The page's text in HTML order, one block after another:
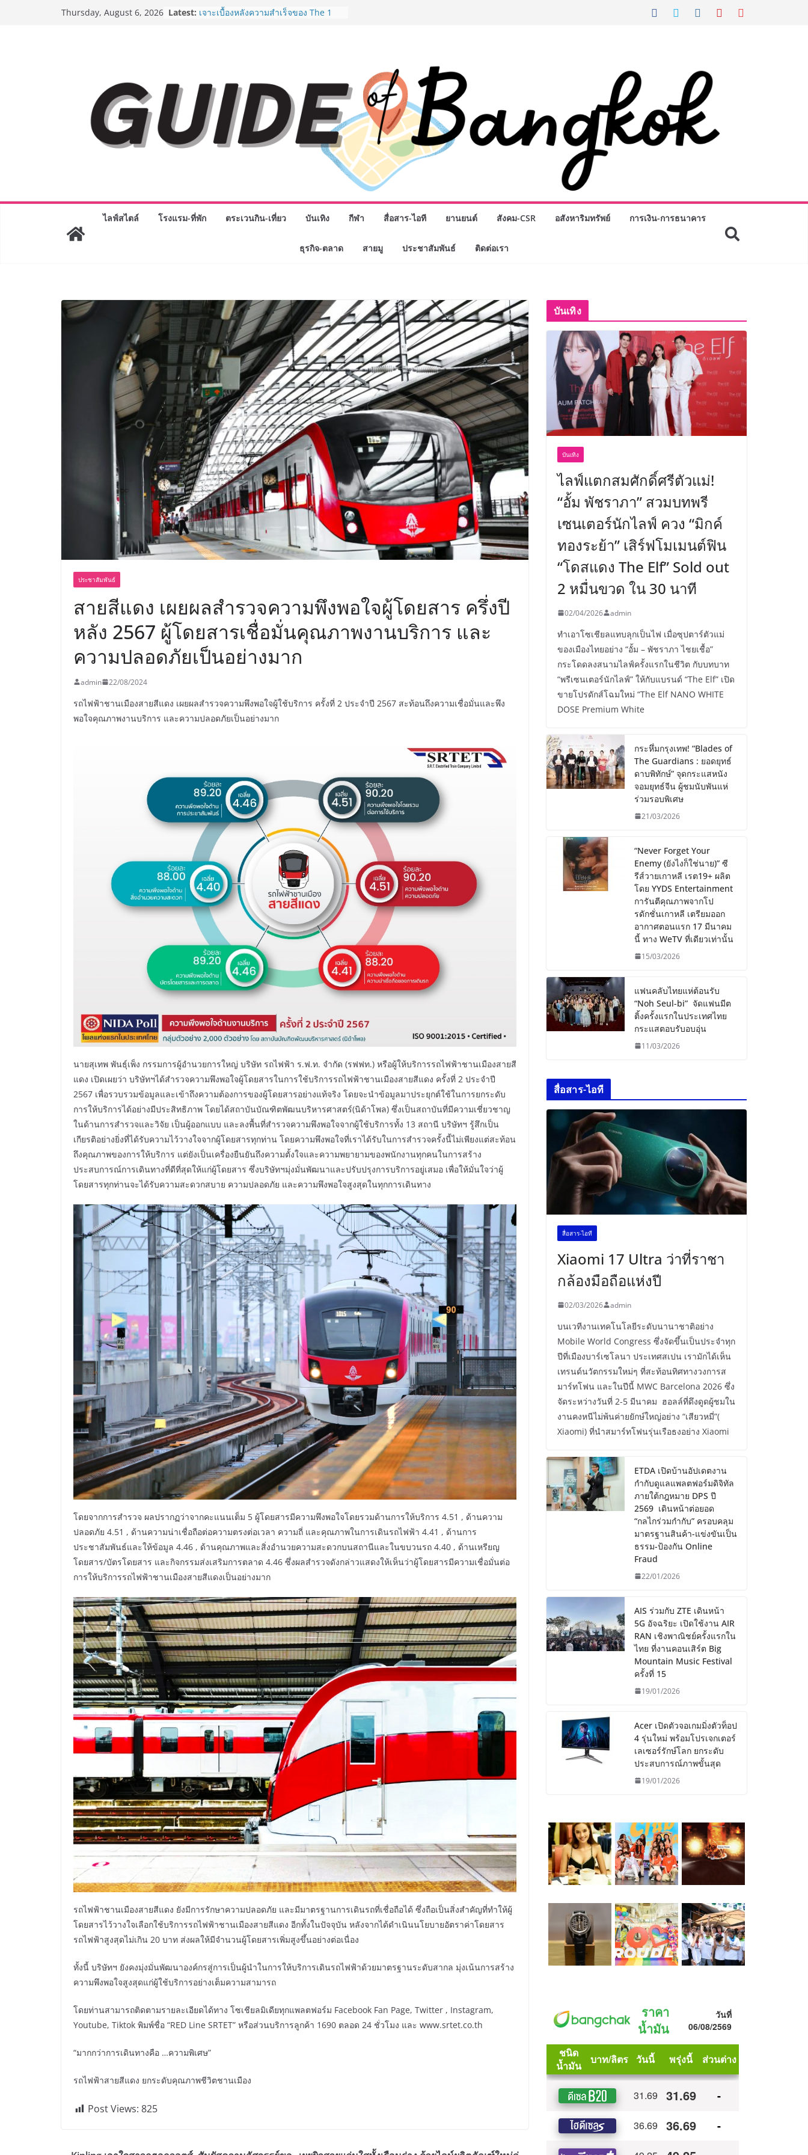
Thursday, August 6, 2026 Latest: ครั้งแรกของไทย ส่งอุปกรณ์วิทยาศาสตร์
Experience-driven Loyalty พลิก
“ประสบการณ์” สู่แรงขับเคลื่อนการใช้
จ่าย ผสาน Ecosystem ที่แข็งแกร่งของ
กลุ่มเซ็นทรัล สร้างยอดขายสูงสุดในรอบ
3 ปี
AirAsia X SEE FAH พันธมิตรทางธุรกิจ
ยาวนานกว่า 20 ปี ต่อยอดเสิร์ฟความ
อร่อย ยกเมนูระดับตำนาน “ข้าวหน้าไก่
“BIO TRADE CONNECT 2026” ยก
ระดับผลิตภัณฑ์ท้องถิ่นสู่ตลาดเชิง
สด ดอกไม้ประดิษฐ์ พวงมาลัย และสังฆ
ไลฟ์สไตล์ โรงแรม-ที่พัก ตระเวนกิน-เที่ยว บันเทิง กีฬา สื่อสาร-ไอที ยานยนต์ สังคม-CSR อสังหาริมทรัพย์ การเงิน-การธนาคาร
ธุรกิจ-ตลาด สายมู ประชาสัมพันธ์ ติดต่อเรา
ประชาสัมพันธ์
สายสีแดง เผยผลสำรวจความพึงพอใจผู้โดยสาร ครึ่งปี
หลัง 2567 ผู้โดยสารเชื่อมั่นคุณภาพงานบริการ และ
ความปลอดภัยเป็นอย่างมาก
admin 22/08/2024
รถไฟฟ้าชานเมืองสายสีแดง เผยผลสำรวจความพึงพอใจผู้ใช้บริการ ครั้งที่ 2 ประจำปี 2567 สะท้อนถึงความเชื่อมั่นและพึง
พอใจคุณภาพงานบริการ และความปลอดภัยเป็นอย่างมาก
นายสุเทพ พันธุ์เพ็ง กรรมการผู้อำนวยการใหญ่ บริษัท รถไฟฟ้า ร.ฟ.ท. จำกัด (รฟฟท.) หรือผู้ให้บริการรถไฟฟ้าชานเมืองสายสี
แดง เปิดเผยว่า บริษัทฯได้สำรวจความพึงพอใจผู้โดยสารในการใช้บริการรถไฟฟ้าชานเมืองสายสีแดง ครั้งที่ 2 ประจำปี
2567 เพื่อรวบรวมข้อมูลและเข้าถึงความต้องการของผู้โดยสารอย่างแท้จริง โดยจะนำข้อมูลมาประยุกต์ใช้ในการยกระดับ
การให้บริการได้อย่างมีประสิทธิภาพ โดยได้สถาบันบัณฑิตพัฒนบริหารศาสตร์(นิด้าโพล) ซึ่งเป็นสถาบันที่มีความเชี่ยวชาญ
ในด้านการสำรวจและวิจัย เป็นผู้ออกแบบ และลงพื้นที่สำรวจความพึงพอใจจากผู้ใช้บริการทั้ง 13 สถานี บริษัทฯ รู้สึกเป็น
เกียรติอย่างยิ่งที่ได้รับความไว้วางใจจากผู้โดยสารทุกท่าน โดยความพึงพอใจที่เราได้รับในการสำรวจครั้งนี้ไม่เพียงแต่สะท้อน
ถึงคุณภาพของการให้บริการ แต่ยังเป็นเครื่องยืนยันถึงความตั้งใจและความพยายามของพนักงานทุกคนในการสร้าง
ประสบการณ์การเดินทางที่ดีที่สุดให้แก่ผู้โดยสาร ซึ่งบริษัทฯมุ่งมั่นพัฒนาและปรับปรุงการบริการอยู่เสมอ เพื่อให้มั่นใจว่าผู้
โดยสารทุกท่านจะได้รับความสะดวกสบาย ความปลอดภัย และความพึงพอใจสูงสุดในทุกการเดินทาง
โดยจากการสำรวจ ผลปรากฏว่าจากคะแนนเต็ม 5 ผู้โดยสารมีความพึงพอใจโดยรวมด้านการให้บริการ 4.51 , ด้านความ
ปลอดภัย 4.51 , ด้านความน่าเชื่อถือต่อความตรงต่อเวลา ความถี่ และคุณภาพในการเดินรถไฟฟ้า 4.41 , ด้านการ
ประชาสัมพันธ์และให้ข้อมูล 4.46 , ด้านคุณภาพและสิ่งอำนวยความสะดวกบนสถานีและในขบวนรถ 4.40 , ด้านเหรียญ
โดยสาร/บัตรโดยสาร และกิจกรรมส่งเสริมการตลาด 4.46 ซึ่งผลสำรวจดังกล่าวแสดงให้เห็นว่าผู้โดยสารมีความเชื่อมั่นต่อ
การให้บริการรถไฟฟ้าชานเมืองสายสีแดงเป็นอย่างมาก
รถไฟฟ้าชานเมืองสายสีแดง ยังมีการรักษาความปลอดภัย และมีมาตรฐานการเดินรถที่เชื่อถือได้ ซึ่งถือเป็นสิ่งสำคัญที่ทำให้ผู้
โดยสารไว้วางใจเลือกใช้บริการรถไฟฟ้าชานเมืองสายสีแดง อีกทั้งในปัจจุบัน หลังจากได้ดำเนินนโยบายอัตราค่าโดยสาร
รถไฟฟ้าสูงสุดไม่เกิน 20 บาท ส่งผลให้มีจำนวนผู้โดยสารเพิ่มสูงขึ้นอย่างต่อเนื่อง
ทั้งนี้ บริษัทฯ ยังคงมุ่งมั่นพัฒนาองค์กรสู่การเป็นผู้นำในการให้บริการเดินรถไฟฟ้าด้วยมาตรฐานระดับสากล มุ่งเน้นการสร้าง
ความพึงพอใจสูงสุดแก่ผู้ใช้บริการอย่างเต็มความสามารถ
โดยท่านสามารถติดตามรายละเอียดได้ทาง โซเชียลมิเดียทุกแพลตฟอร์ม Facebook Fan Page, Twitter , Instagram,
Youtube, Tiktok พิมพ์ชื่อ “RED Line SRTET” หรือส่วนบริการลูกค้า 1690 ตลอด 24 ชั่วโมง และ www.srtet.co.th
“มากกว่าการเดินทางคือ …ความพิเศษ”
รถไฟฟ้าสายสีแดง ยกระดับคุณภาพชีวิตชานเมือง
Post Views: 825
บันเทิง
บันเทิง
ไลฟ์แตกสมศักดิ์ศรีตัวแม่!
“อั้ม พัชราภา” สวมบทพรี
เซนเตอร์นักไลฟ์ ควง “มิกค์
ทองระย้า” เสิร์ฟโมเมนต์ฟิน
“โดสแดง The Elf” Sold out
2 หมื่นขวด ใน 30 นาที
02/04/2026 admin
ทำเอาโซเชียลแทบลุกเป็นไฟ เมื่อซุปตาร์ตัวแม่
ของเมืองไทยอย่าง “อั้ม – พัชราภา ไชยเชื้อ”
กระโดดลงสนามไลฟ์ครั้งแรกในชีวิต กับบทบาท
“พรีเซนเตอร์นักไลฟ์” ให้กับแบรนด์ “The Elf” เปิด
ขายโปรดักส์โฉมใหม่ “The Elf NANO WHITE
DOSE Premium White
กระหึ่มกรุงเทพ! “Blades of
The Guardians : ยอดยุทธ์
ดาบพิทักษ์” จุดกระแสหนัง
จอมยุทธ์จีน ผู้ชมนับพันแห่
ร่วมรอบพิเศษ
21/03/2026
“Never Forget Your
Enemy (ยังไงก็ใช่นาย)” ซี
รีส์วายเกาหลี เรต19+ ผลิต
โดย YYDS Entertainment
การันตีคุณภาพจากโป
รดักชั่นเกาหลี เตรียมออก
อากาศตอนแรก 17 มีนาคม
นี้ ทาง WeTV ที่เดียวเท่านั้น
15/03/2026
แฟนคลับไทยแห่ต้อนรับ
“Noh Seul-bi” จัดแฟนมีต
ติ้งครั้งแรกในประเทศไทย
กระแสตอบรับอบอุ่น
11/03/2026
สื่อสาร-ไอที
สื่อสาร-ไอที
Xiaomi 17 Ultra ว่าที่ราชา
กล้องมือถือแห่งปี
02/03/2026 admin
บนเวทีงานเทคโนโลยีระดับนานาชาติอย่าง
Mobile World Congress ซึ่งจัดขึ้นเป็นประจำทุก
ปีที่เมืองบาร์เซโลนา ประเทศสเปน เรามักได้เห็น
เทรนด์นวัตกรรมใหม่ๆ ที่สะท้อนทิศทางวงการส
มาร์ทโฟน และในปีนี้ MWC Barcelona 2026 ซึ่ง
จัดระหว่างวันที่ 2-5 มีนาคม ฮอลล์ที่ดึงดูดผู้ชมใน
งานคงหนีไม่พ้นค่ายยักษ์ใหญ่อย่าง “เสียวหมี่”(
Xiaomi) ที่นำสมาร์ทโฟนรุ่นเรือธงอย่าง Xiaomi
ETDA เปิดบ้านอัปเดตงาน
กำกับดูแลแพลตฟอร์มดิจิทัล
ภายใต้กฎหมาย DPS ปี
2569 เดินหน้าต่อยอด
“กลไกร่วมกำกับ” ครอบคลุม
มาตรฐานสินค้า-แข่งขันเป็น
ธรรม-ป้องกัน Online
Fraud
22/01/2026
AIS ร่วมกับ ZTE เดินหน้า
5G อัจฉริยะ เปิดใช้งาน AIR
RAN เชิงพาณิชย์ครั้งแรกใน
ไทย ที่งานคอนเสิร์ต Big
Mountain Music Festival
ครั้งที่ 15
19/01/2026
Acer เปิดตัวจอเกมมิ่งตัวท็อป
4 รุ่นใหม่ พร้อมโปรเจกเตอร์
เลเซอร์รักษ์โลก ยกระดับ
ประสบการณ์ภาพขั้นสุด
19/01/2026